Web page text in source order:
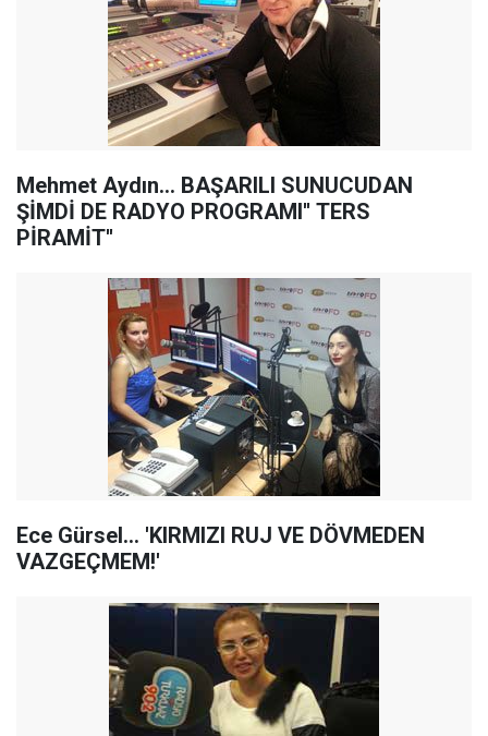
Mehmet Aydın... BAŞARILI SUNUCUDAN
ŞİMDİ DE RADYO PROGRAMI'' TERS
PİRAMİT''
Ece Gürsel... 'KIRMIZI RUJ VE DÖVMEDEN
VAZGEÇMEM!'